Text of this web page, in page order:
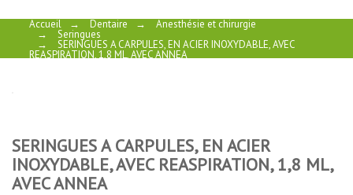
Accueil → Dentaire → Anesthésie et chirurgie
→ Seringues
→ SERINGUES A CARPULES, EN ACIER INOXYDABLE, AVEC
REASPIRATION, 1,8 ML, AVEC ANNEA
SERINGUES A CARPULES, EN ACIER
INOXYDABLE, AVEC REASPIRATION, 1,8 ML,
AVEC ANNEA